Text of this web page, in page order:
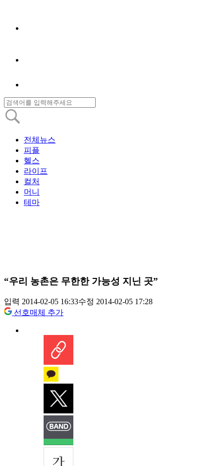
전체뉴스
피플
헬스
라이프
컬처
머니
테마
“우리 농촌은 무한한 가능성 지닌 곳”
입력 2014-02-05 16:33수정 2014-02-05 17:28
선호매체 추가